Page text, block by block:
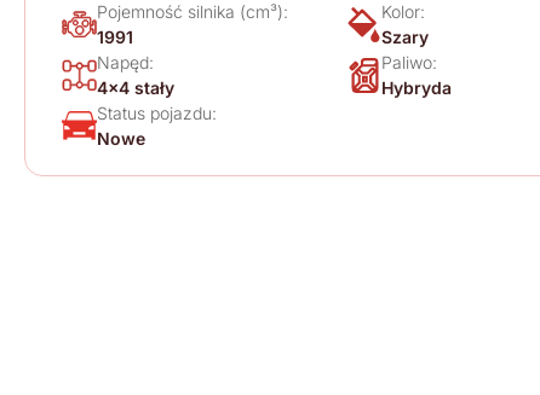
Pojemność silnika (cm³):
1991
Kolor:
Szary
Napęd:
4x4 stały
Paliwo:
Hybryda
Status pojazdu:
Nowe